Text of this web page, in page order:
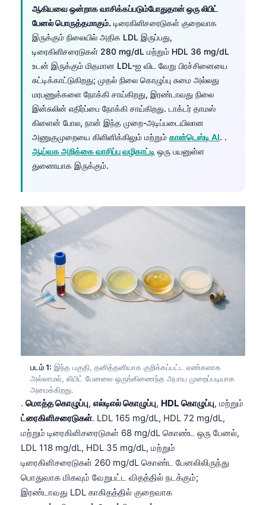
ஆகியவை ஒன்றாக வாசிக்கப்படும்போதுதான் ஒரு லிபிட்
பேனல் பொருத்தமாகும். டிரைகிளிசரைடுகள் குறைவாக
இருக்கும் நிலையில் அதிக LDL இருப்பது,
டிரைகிளிசரைடுகள் 280 mg/dL மற்றும் HDL 36 mg/dL
உடன் இருக்கும் மிதமான LDL-ஐ விட வேறு பிரச்சினையை
சுட்டிக்காட்டுகிறது; முதல் நிலை கொழுப்பு சுமை அல்லது
மரபணுக்களை நோக்கி சாய்கிறது, இரண்டாவது நிலை
இன்சுலின் எதிர்ப்பை நோக்கி சாய்கிறது. டாக்டர் தாமஸ்
கிளைன் போல, நான் இந்த முறை-அடிப்படையிலான
அணுகுமுறையை கிளினிக்கிலும் மற்றும் கான்டெஸ்டி AI. .
ஆய்வக அறிக்கை வாசிப்பு வழிகாட்டி ஒரு பயனுள்ள
துணையாக இருக்கும்.
படம் 1: இந்த பகுதி, தனித்தனியாக குறிக்கப்பட்ட எண்களாக
அல்லாமல், லிபிட் பேனலை ஒருங்கிணைந்த அபாய முறைப்படியாக
அமைக்கிறது.
. மொத்த கொழுப்பு, எல்டிஎல் கொழுப்பு, HDL கொழுப்பு, மற்றும்
ட்ரைகிளிசரைடுகள். LDL 165 mg/dL, HDL 72 mg/dL,
மற்றும் டிரைகிளிசரைடுகள் 68 mg/dL கொண்ட ஒரு பேனல்,
LDL 118 mg/dL, HDL 35 mg/dL, மற்றும்
டிரைகிளிசரைடுகள் 260 mg/dL கொண்ட பேனலிலிருந்து
பொதுவாக மிகவும் வேறுபட்ட விதத்தில் நடக்கும்;
இரண்டாவது LDL காகிதத்தில் குறைவாக